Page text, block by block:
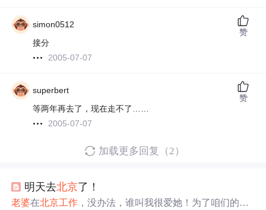
simon0512
接分
2005-07-07
赞
superbert
等两年再去了，现在走不了……
2005-07-07
赞
加载更多回复（2）
明天去北京了！
老婆在北京工作 ，没办法，谁叫我很爱她！为了咱们的爱